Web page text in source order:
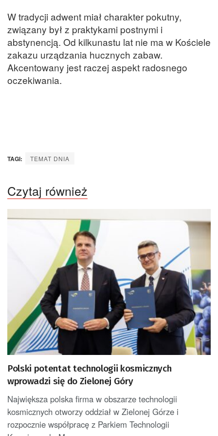
W tradycji adwent miał charakter pokutny,
związany był z praktykami postnymi i
abstynencją. Od kilkunastu lat nie ma w Kościele
zakazu urządzania hucznych zabaw.
Akcentowany jest raczej aspekt radosnego
oczekiwania.
TAGI: TEMAT DNIA
Czytaj również
Polski potentat technologii kosmicznych
wprowadzi się do Zielonej Góry
Największa polska firma w obszarze technologii
kosmicznych otworzy oddział w Zielonej Górze i
rozpocznie współpracę z Parkiem Technologii